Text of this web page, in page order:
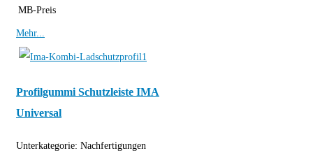
MB-Preis
Mehr...
Profilgummi Schutzleiste IMA
Universal
Unterkategorie: Nachfertigungen